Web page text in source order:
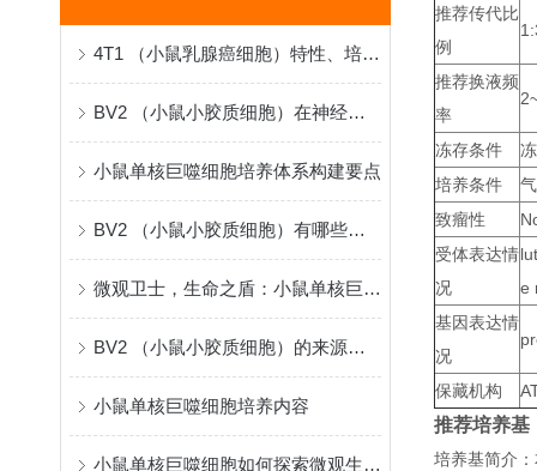
4T1 （小鼠乳腺癌细胞）特性、培养与应用
BV2 （小鼠小胶质细胞）在神经科学研究中的原理与应用
小鼠单核巨噬细胞培养体系构建要点
BV2 （小鼠小胶质细胞）有哪些实际科研应用？
微观卫士，生命之盾：小鼠单核巨噬细胞的免疫使命
BV2 （小鼠小胶质细胞）的来源和功能
小鼠单核巨噬细胞培养内容
小鼠单核巨噬细胞如何探索微观生命科学？
推荐传代比
例
推荐换液频
率
冻存条件
培养条件
致瘤性
受体表达情
况
e
基因表达情
况
保藏机构
推荐培养基
培养基简介